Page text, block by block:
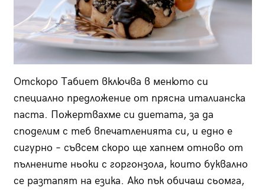
Отскоро Табиет включва в менюто си
специално предложение от прясна италианска
паста. Пожертвахме си диетата, за да
споделим с теб впечатленията си, и едно е
сигурно – съвсем скоро ще хапнем отново от
пълнените ньоки с горгонзола, които буквално
се разтапят на езика. Ако пък обичаш сьомга,